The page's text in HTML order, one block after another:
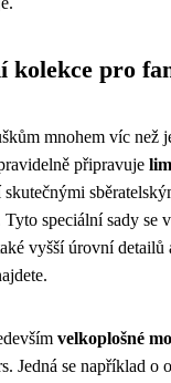
kolekce pro
mnohem víc než
připravuje
skutečnými
Tyto speciální sady se
vyšší úrovní detailů
velkoplošné
Jedná se například o